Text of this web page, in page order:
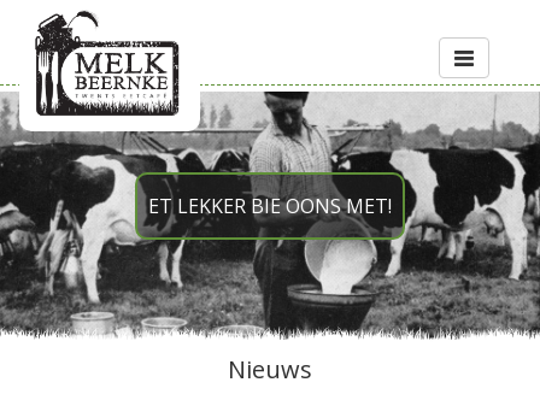
Toggle
navigation
ET LEKKER BIE OONS MET!
Nieuws